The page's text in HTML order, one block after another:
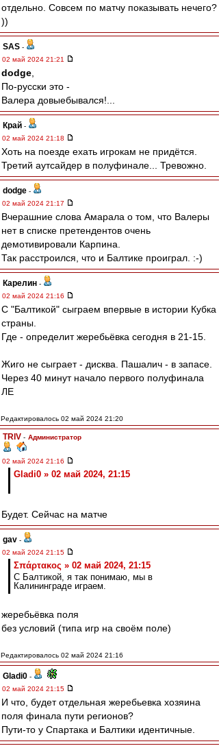
отдельно. Совсем по матчу показывать нечего?
))
SAS -
02 май 2024 21:21
dodge
По-русски это -
Валера довыебывался!...
Край -
02 май 2024 21:18
Хоть на поезде ехать игрокам не придётся.
Третий аутсайдер в полуфинале... Тревожно.
dodge -
02 май 2024 21:17
Вчерашние слова Амарала о том, что Валеры
нет в списке претендентов очень
демотивировали Карпина.
Так расстроился, что и Балтике проиграл. :-)
Карелин -
02 май 2024 21:16
С "Балтикой" сыграем впервые в истории Кубка
страны.
Где - определит жеребьёвка сегодня в 21-15.
Жиго не сыграет - дисква. Пашалич - в запасе.
Через 40 минут начало первого полуфинала
ЛЕ
Редактировалось 02 май 2024 21:20
TRIV - Администратор
02 май 2024 21:16
Gladi0 » 02 май 2024, 21:15
Будет. Сейчас на матче
gav -
02 май 2024 21:15
Σπάρτακος » 02 май 2024, 21:15
С Балтикой, я так понимаю, мы в
Калининграде играем.
жеребьёвка поля
без условий (типа игр на своём поле)
Редактировалось 02 май 2024 21:16
Gladi0 -
02 май 2024 21:15
И что, будет отдельная жеребьевка хозяина
поля финала пути регионов?
Пути-то у Спартака и Балтики идентичные.